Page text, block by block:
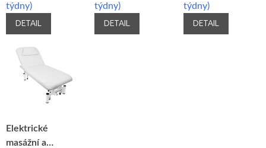
týdny)
DETAIL
týdny)
DETAIL
týdny)
DETAIL
Elektrické
masážní a